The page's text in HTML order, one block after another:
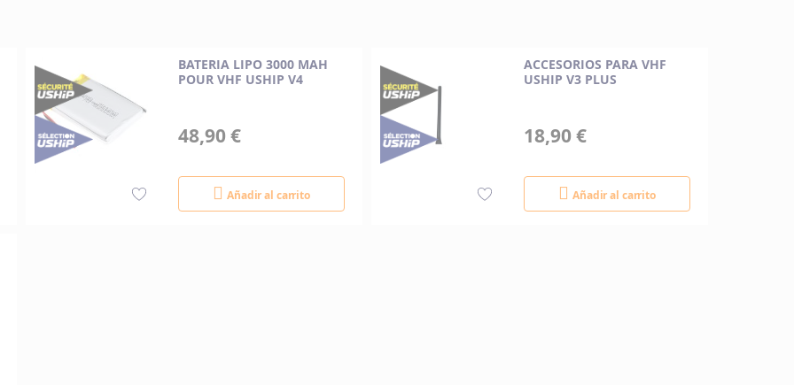
BATERIA LIPO 3000 MAH
POUR VHF USHIP V4
48,90 €
Añadir al carrito
ACCESORIOS PARA VHF
USHIP V3 PLUS
18,90 €
Añadir al carrito